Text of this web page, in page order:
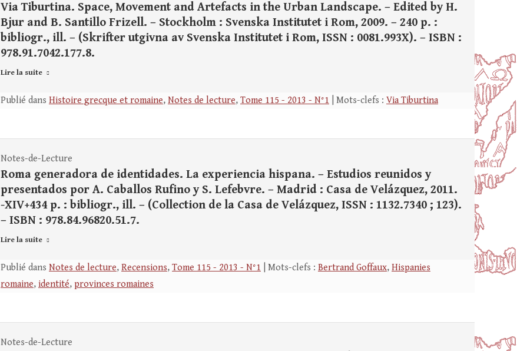
Via Tiburtina. Space, Movement and Artefacts in the Urban Landscape. – Edited by H.
Bjur and B. Santillo Frizell. – Stockholm : Svenska Institutet i Rom, 2009. – 240 p. :
bibliogr., ill. – (Skrifter utgivna av Svenska Institutet i Rom, ISSN : 0081.993X). – ISBN :
978.91.7042.177.8.
Lire la suite
Publié dans Histoire grecque et romaine, Notes de lecture, Tome 115 - 2013 - N°1 | Mots-clefs : Via Tiburtina
Notes-de-Lecture
Roma generadora de identidades. La experiencia hispana. – Estudios reunidos y
presentados por A. Caballos Rufino y S. Lefebvre. – Madrid : Casa de Velázquez, 2011.
-XIV+434 p. : bibliogr., ill. – (Collection de la Casa de Velázquez, ISSN : 1132.7340 ; 123).
– ISBN : 978.84.96820.51.7.
Lire la suite
Publié dans Notes de lecture, Recensions, Tome 115 - 2013 - N°1 | Mots-clefs : Bertrand Goffaux, Hispanies
romaine, identité, provinces romaines
Notes-de-Lecture